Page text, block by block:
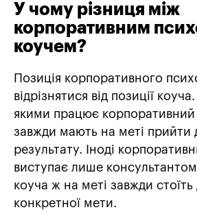
У чому різниця між
корпоративним
коучем?
Позиція корпоративного
відрізнятися від позиції
якими працює корпоративний
завжди мають на меті прийти
результату. Іноді
виступає лише
коуча ж на меті завжди стоїть
конкретної мети.